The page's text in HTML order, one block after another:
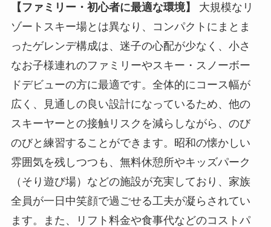
【ファミリー・初心者に最適な環境】
大規模なリ
ゾートスキー場とは異なり、コンパクトにまとま
ったゲレンデ構成は、迷子の心配が少なく、小さ
なお子様連れのファミリーやスキー・スノーボー
ドデビューの方に最適です。全体的にコース幅が
広く、見通しの良い設計になっているため、他の
スキーヤーとの接触リスクを減らしながら、のび
のびと練習することができます。昭和の懐かしい
雰囲気を残しつつも、無料休憩所やキッズパーク
（そり遊び場）などの施設が充実しており、家族
全員が一日中笑顔で過ごせる工夫が凝らされてい
ます。また、リフト料金や食事代などのコストパ